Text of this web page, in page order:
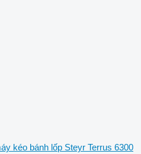
kéo bánh lốp Steyr Terrus 6300